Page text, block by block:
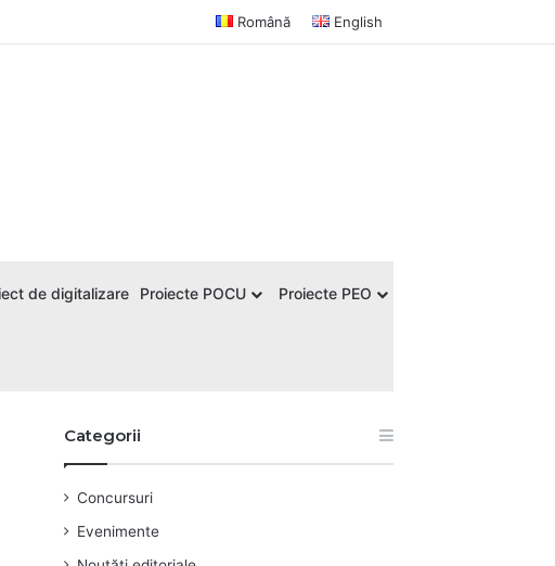
Română English
de digitalizare Proiecte POCU Proiecte PEO
Categorii
Concursuri
Evenimente